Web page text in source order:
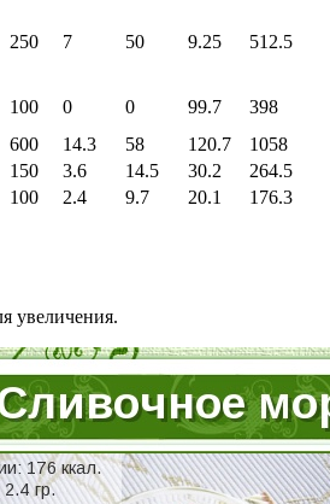
250 7 50 9.25 512.5
100 0 0 99.7
398
600 14.3 58 120.7
1058
150 3.6 14.5 30.2
264.5
100 2.4 9.7 20.1 176.3
увеличения.